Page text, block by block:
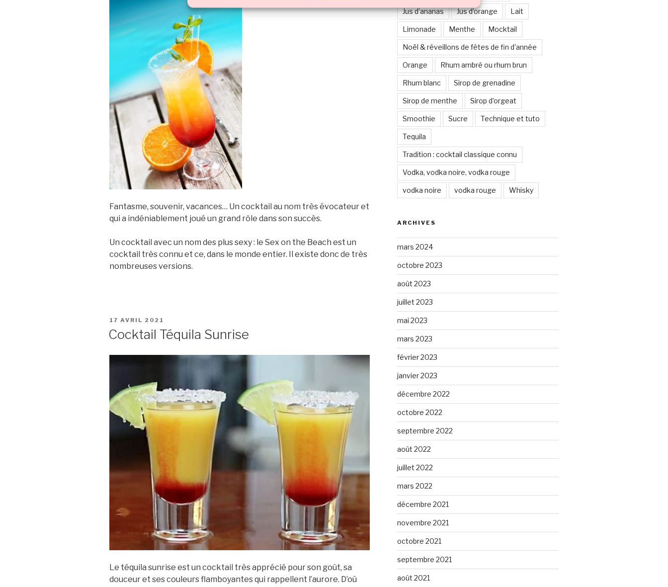
Fantasme, souvenir, vacances… Un cocktail au nom très évocateur et
qui a indéniablement joué un grand rôle dans son succès.
Un cocktail avec un nom des plus sexy : le Sex on the Beach est un
cocktail très connu et ce, dans le monde entier. Il existe donc de très
nombreuses versions.
PUBLIÉ
17 AVRIL 2021
Cocktail Téquila Sunrise
Le téquila sunrise est un cocktail très apprécié pour son goût, sa
douceur et ses couleurs flamboyantes qui rappellent l’aurore. D’où
Jus d’ananas Jus d’orange Lait
Limonade Menthe Mocktail
Noël & réveillons de fêtes de fin d'année
Orange Rhum ambré ou rhum brun
Rhum blanc Sirop de grenadine
Sirop de menthe Sirop d’orgeat
Smoothie Sucre Technique et tuto
Tequila
Tradition : cocktail classique connu
Vodka, vodka noire, vodka rouge
vodka noire vodka rouge Whisky
ARCHIVES
mars 2024
octobre 2023
août 2023
juillet 2023
mai 2023
mars 2023
février 2023
janvier 2023
décembre 2022
octobre 2022
septembre 2022
août 2022
juillet 2022
mars 2022
décembre 2021
novembre 2021
octobre 2021
septembre 2021
août 2021